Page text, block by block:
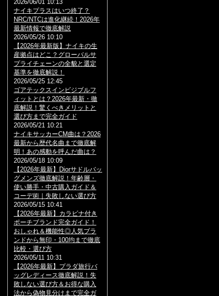
2026/06/01 10:13
ナイキプラスはいつ終了？
NRC/NTCは進化継続！2026年
最新情報で徹底解説
2026/05/26 10:10
【2026年最新版】ナイキの生
産拠点はどこ？グローバルサ
プライチェーンの全貌と選定
基準を徹底解説！
2026/05/25 12:45
ゴアテックスインビジブルフ
ィットとは？2026年最新・徹
底解説！驚くべきメリットと
選び方まで完全ガイド
2026/05/21 10:21
ナイキサッカーCM曲は？2026
最新から歴代名曲まで徹底解
明！あの感動を呼んだ曲は？
2026/05/18 10:09
【2026年最新】Diorサドルバッ
グメンズ徹底解説！年齢層・
使い勝手・中古購入ガイド＆
コーデ術｜失敗しない選び方
2026/05/15 10:41
【2026年最新】カラビナ付き
ポーチブランド完全ガイド！
おしゃれ＆機能性◎人気ブラ
ンドから無印・100均まで徹底
比較・選び方
2026/05/11 10:31
【2026年最新】プラダ旅行バ
ッグレディース徹底解説！失
敗しない選び方＆お得な購入
法から偽物見分けまで完全ガ